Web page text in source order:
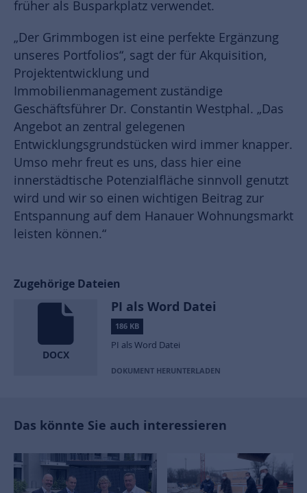
früher als Busparkplatz verwendet.
„Der Grimmbogen ist eine perfekte Ergänzung
unseres Portfolios“, sagt der für Akquisition,
Projektentwicklung und
Immobilienmanagement zuständige
Geschäftsführer Dr. Constantin Westphal. „Das
Angebot an zentral gelegenen
Entwicklungsgrundstücken wird immer knapper.
Umso mehr freut es uns, dass hier eine
innerstädtische Potenzialfläche sinnvoll genutzt
wird und wir so einen wichtigen Beitrag zur
Entspannung auf dem Hanauer Wohnungsmarkt
leisten können.“
Zugehörige Dateien
DOCX
PI als Word Datei
186 KB
PI als Word Datei
DOKUMENT HERUNTERLADEN
Das könnte Sie auch interessieren